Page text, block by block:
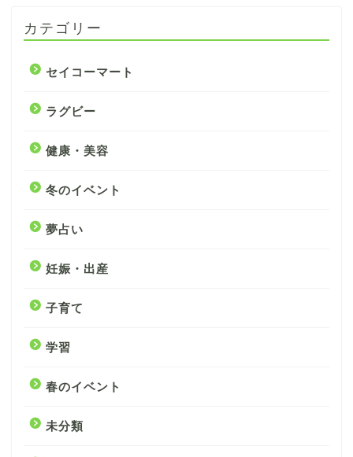
カテゴリー
セイコーマート
ラグビー
健康・美容
冬のイベント
夢占い
妊娠・出産
子育て
学習
春のイベント
未分類